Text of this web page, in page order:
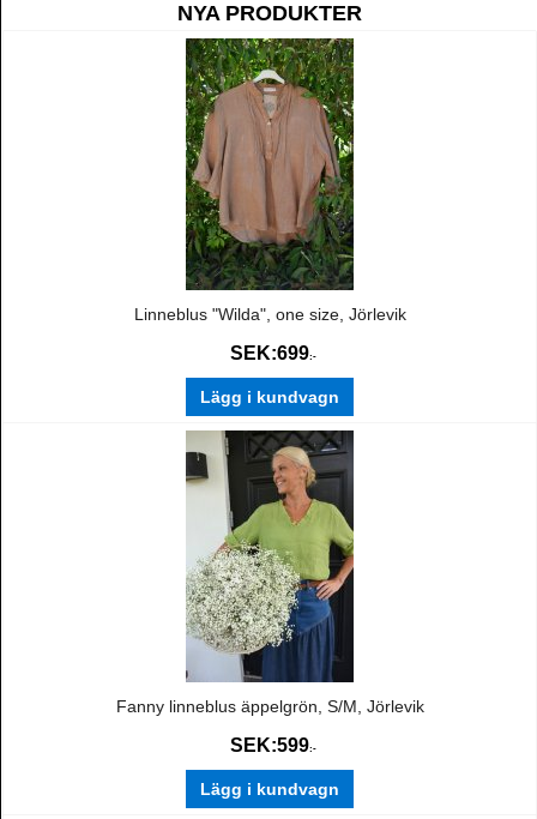
NYA PRODUKTER
Linneblus "Wilda", one size, Jörlevik
SEK:699:-
Lägg i kundvagn
Fanny linneblus äppelgrön, S/M, Jörlevik
SEK:599:-
Lägg i kundvagn